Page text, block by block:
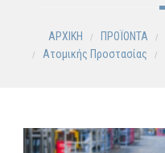
ΑΡΧΙΚΗ ΠΡΟΪΟΝΤΑ
Ατομικής Προστασίας